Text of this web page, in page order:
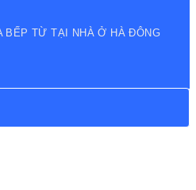
BẾP TỪ TẠI NHÀ Ở HÀ ĐÔNG